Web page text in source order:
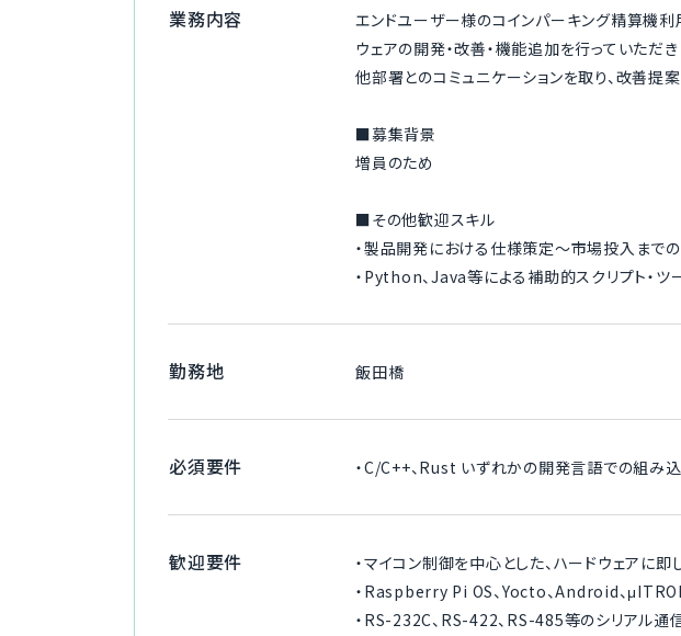
業務内容
エンドユーザー様のコインパーキング精算機
ウェアの開発・改善・機能追加を行っていただき
他部署とのコミュニケーションを取り、改善提
■募集背景
増員のため
■その他歓迎スキル
・製品開発における仕様策定～市場投入まで
・Python、Java等による補助的スクリプト・
勤務地 飯田橋
必須要件 ・C/C++、Rust いずれかの開発言語での組み
歓迎要件
・マイコン制御を中心とした、ハードウェアに
・Raspberry Pi OS、Yocto、Android、
・RS-232C、RS-422、RS-485等のシリアル通